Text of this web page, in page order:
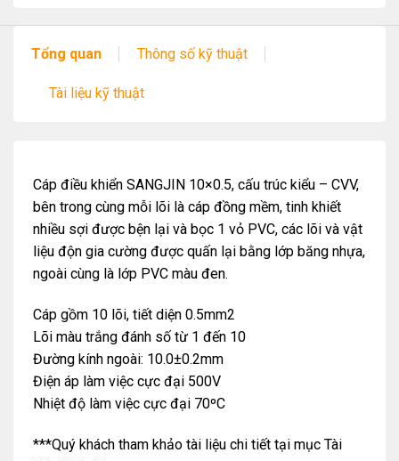
Tổng quan Thông số kỹ thuật
Tài liệu kỹ thuật
Cáp điều khiển SANGJIN 10×0.5, cấu trúc kiểu – CVV,
bên trong cùng mỗi lõi là cáp đồng mềm, tinh khiết
nhiều sợi được bện lại và bọc 1 vỏ PVC, các lõi và vật
liệu độn gia cường được quấn lại bằng lớp băng nhựa,
ngoài cùng là lớp PVC màu đen.
Cáp gồm 10 lõi, tiết diện 0.5mm2
Lõi màu trắng đánh số từ 1 đến 10
Đường kính ngoài: 10.0±0.2mm
Điện áp làm việc cực đại 500V
Nhiệt độ làm việc cực đại 70ºC
***Quý khách tham khảo tài liệu chi tiết tại mục Tài